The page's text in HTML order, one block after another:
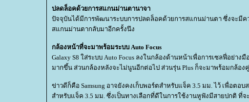
ปลดล็อคด้วยการสแกนม่านตานาจา
ปัจจุบันได้มีการพัฒนาระบบการปลดล็อคด้วยการสแกนม่านตา ซึ่งจะมีค
สแกนม่านตากลับมาอีกครั้งนึง
กล้องหน้าที่จะมาพร้อมระบบ Auto Focus
Galaxy S8 ใส่ระบบ Auto Focus ลงในกล้องด้านหน้าเพื่อการเซลฟี่อย่
มากขึ้น ส่วนกล้องหลังจะไม่นูนอีกต่อไป ส่วนรุ่น Plus ก็จะมาพร้อมกล้องคู่
ข่าวดีก็คือ Samsung อาจยังคงเก็บพอร์ตสำหรับแจ็ค 3.5 มม. ไว้ เพื่อตอ
สำหรับแจ็ค 3.5 มม. ซึ่งเป็นทางเลือกที่ดีในการใช้งานหูฟังมีสายปกติ